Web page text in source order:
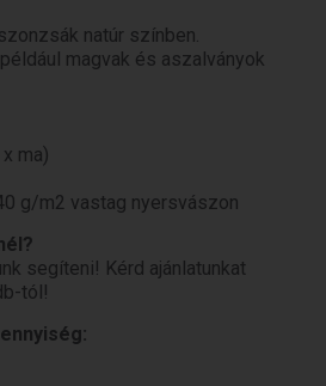
natúr színben.
magvak és aszalványok
ma)
g/m2 vastag nyersvászon
segíteni! Kérd ajánlatunkat
tól!